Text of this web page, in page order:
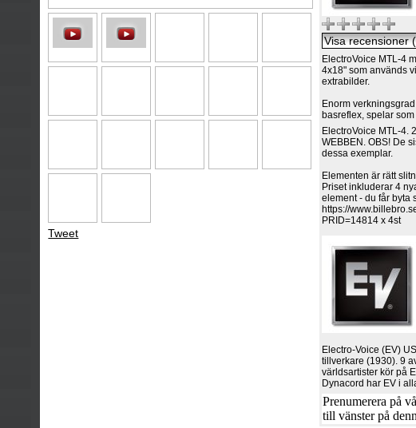
Tweet
ElectroVoice MTL-4
4x18" som används
extrabilder.
Enorm
basreflex, spelar
ElectroVoice MTL-4.
WEBBEN. OBS! De
dessa exemplar.
Elementen är rätt
Priset inkluderar 4
element - du får byta
https://
PRID=14814 x 4st
Electro-Voice (EV)
tillverkare (1930). 9
världsartister kör på
Dynacord har EV i
Prenumerera på
till vänster på